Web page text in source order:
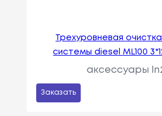
Трехуровневая
системы diesel ML100
аксессуары
Заказать